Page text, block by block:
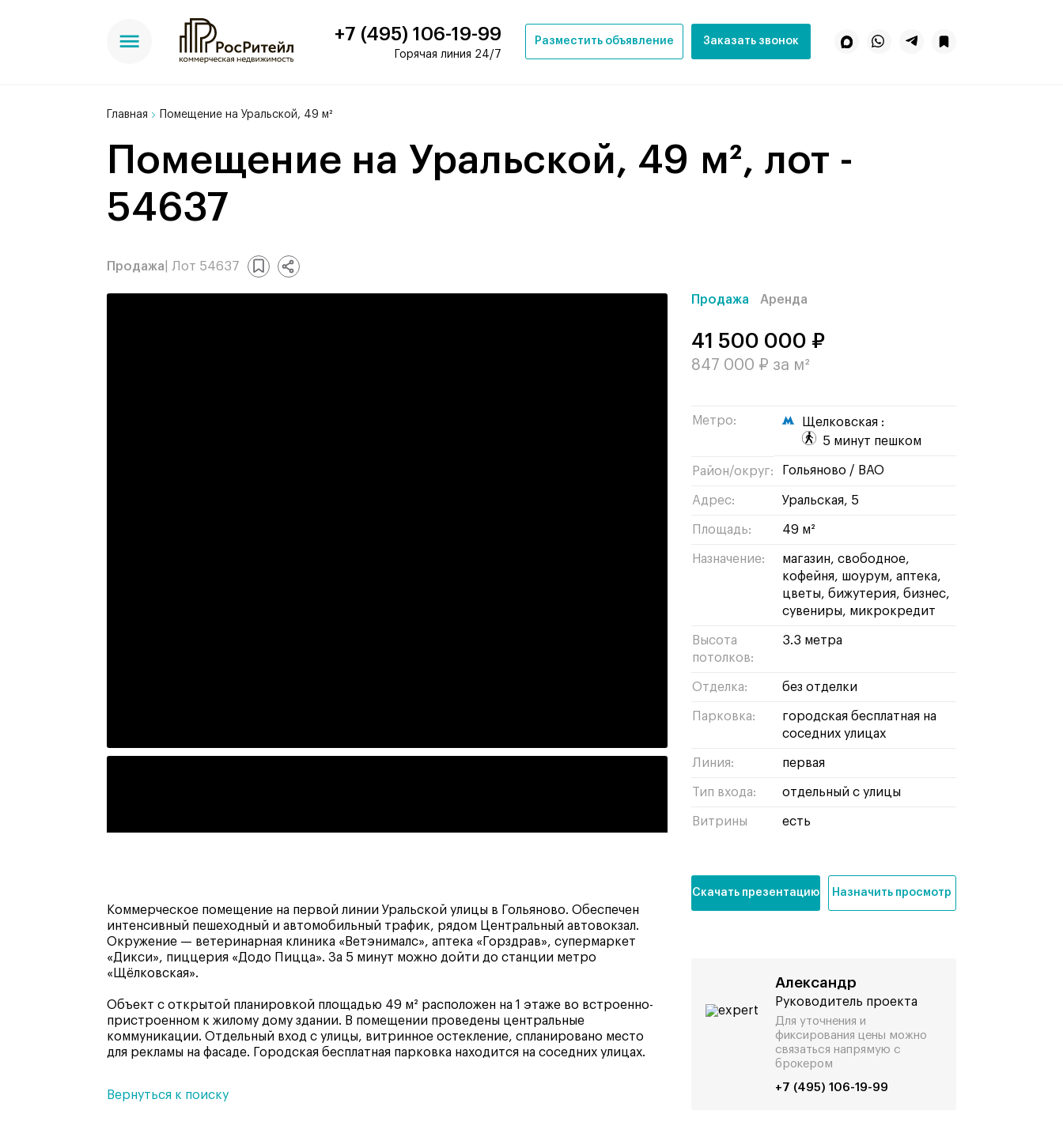
+7 (495) 106-19-99
Горячая линия 24/7
Разместить объявление Заказать звонок
Главная Помещение на Уральской, 49 м²
Помещение на Уральской, 49 м², лот -
54637
Продажа | Лот 54637
Коммерческое помещение на первой линии Уральской улицы в Гольяново. Обеспечен
интенсивный пешеходный и автомобильный трафик, рядом Центральный автовокзал.
Окружение — ветеринарная клиника «Ветэнималс», аптека «Горздрав», супермаркет
«Дикси», пиццерия «Додо Пицца». За 5 минут можно дойти до станции метро
«Щёлковская».
Объект с открытой планировкой площадью 49 м² расположен на 1 этаже во встроенно-
пристроенном к жилому дому здании. В помещении проведены центральные
коммуникации. Отдельный вход с улицы, витринное остекление, спланировано место
для рекламы на фасаде. Городская бесплатная парковка находится на соседних улицах.
Вернуться к поиску
Продажа Аренда
41 500 000 ₽
847 000 ₽ за м²
Метро:
Щелковская :
5 минут пешком
Район/округ: гольяново / ВАО
Адрес: Уральская, 5
Площадь: 49 м²
Назначение: магазин свободное
кофейня
шоурум аптека
цветы бижутерия бизнес
сувениры
микрокредит
Высота
потолков:
3.3 метра
Отделка: без отделки
Парковка:
городская бесплатная на
соседних улицах
Линия: первая
Тип входа: отдельный с улицы
Витрины есть
Скачать презентацию Назначить просмотр
Александр
Руководитель проекта
Для уточнения и
фиксирования цены можно
связаться напрямую с
брокером
+7 (495) 106-19-99